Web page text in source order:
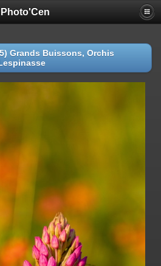
Photo'Cen
Grands Buissons, Orchis